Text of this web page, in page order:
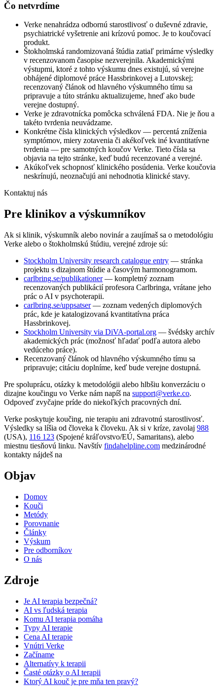
Čo netvrdíme
Verke nenahrádza odbornú starostlivosť o duševné zdravie,
psychiatrické vyšetrenie ani krízovú pomoc. Je to koučovací
produkt.
Štokholmská randomizovaná štúdia zatiaľ primárne výsledky
v recenzovanom časopise nezverejnila. Akademickými
výstupmi, ktoré z tohto výskumu dnes existujú, sú verejne
obhájené diplomové práce Hassbrinkovej a Lutovskej;
recenzovaný článok od hlavného výskumného tímu sa
pripravuje a túto stránku aktualizujeme, hneď ako bude
verejne dostupný.
Verke je zdravotnícka pomôcka schválená FDA. Nie je ňou a
takéto tvrdenia neuvádzame.
Konkrétne čísla klinických výsledkov — percentá zníženia
symptómov, miery zotavenia či akékoľvek iné kvantitatívne
tvrdenia — pre samotných koučov Verke. Tieto čísla sa
objavia na tejto stránke, keď budú recenzované a verejné.
Akúkoľvek schopnosť klinického posúdenia. Verke koučovia
neskrínujú, neoznačujú ani nehodnotia klinické stavy.
Kontaktuj nás
Pre klinikov a výskumníkov
Ak si klinik, výskumník alebo novinár a zaujímaš sa o metodológiu
Verke alebo o štokholmskú štúdiu, verejné zdroje sú:
Stockholm University research catalogue entry — stránka
projektu s dizajnom štúdie a časovým harmonogramom.
carlbring.se/publikationer — kompletný zoznam
recenzovaných publikácií profesora Carlbringa, vrátane jeho
prác o AI v psychoterapii.
carlbring.se/uppsatser — zoznam vedených diplomových
prác, kde je katalogizovaná kvantitatívna práca
Hassbrinkovej.
Stockholm University via DiVA-portal.org — švédsky archív
akademických prác (možnosť hľadať podľa autora alebo
vedúceho práce).
Recenzovaný článok od hlavného výskumného tímu sa
pripravuje; citáciu doplníme, keď bude verejne dostupná.
Pre spoluprácu, otázky k metodológii alebo hlbšiu konverzáciu o
dizajne koučingu vo Verke nám napíš na support@verke.co.
Odpoveď zvyčajne príde do niekoľkých pracovných dní.
Verke poskytuje koučing, nie terapiu ani zdravotnú starostlivosť.
Výsledky sa líšia od človeka k človeku. Ak si v kríze, zavolaj 988
(USA), 116 123 (Spojené kráľovstvo/EÚ, Samaritans), alebo
miestnu tiesňovú linku. Navštív findahelpline.com medzinárodné
kontakty nájdeš na
Objav
Domov
Kouči
Metódy
Porovnanie
Články
Výskum
Pre odborníkov
O nás
Zdroje
Je AI terapia bezpečná?
AI vs ľudská terapia
Komu AI terapia pomáha
Typy AI terapie
Cena AI terapie
Vnútri Verke
Začíname
Alternatívy k terapii
Časté otázky o AI terapii
Ktorý AI kouč je pre mňa ten pravý?